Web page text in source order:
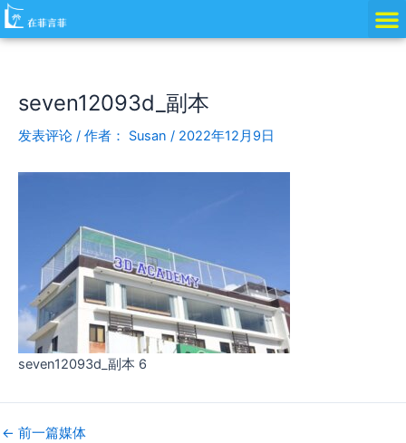
跳
至
seven12093d_副本
发表评论 / 作者： Susan / 2022年12月9日
seven12093d_副本 6
Post
navigation
← 前一篇媒体